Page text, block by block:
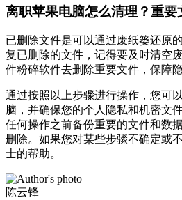
离职苹果电脑怎么清理？重要
已删除文件是可以通过废纸篓还原
复已删除的文件，记得要及时清空
件粉碎软件去删除重要文件，保障隐
通过按照以上步骤进行操作，您可
脑，并确保您的个人隐私和机密文
任何操作之前备份重要的文件和数
删除。如果您对某些步骤不确定或
士的帮助。
陈云锋